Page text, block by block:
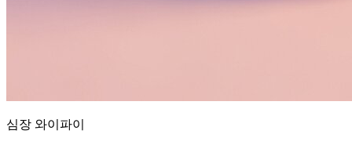
심장 와이파이